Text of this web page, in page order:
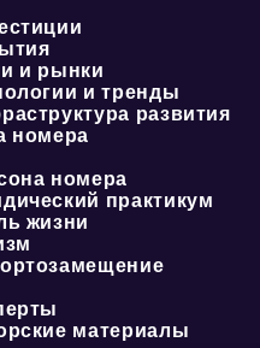
и рынки
и тренды
развития
номера
номера
практикум
жизни
материалы